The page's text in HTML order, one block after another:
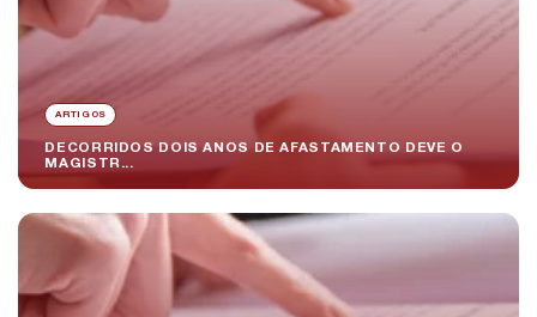
ARTIGOS
DECORRIDOS DOIS ANOS DE AFASTAMENTO DEVE O
MAGISTR...